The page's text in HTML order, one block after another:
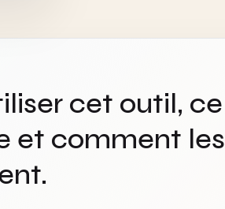
cet outil, ce
et comment les